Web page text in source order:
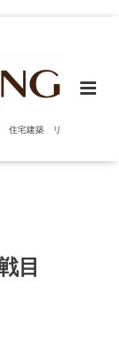
住宅建築 リ
目